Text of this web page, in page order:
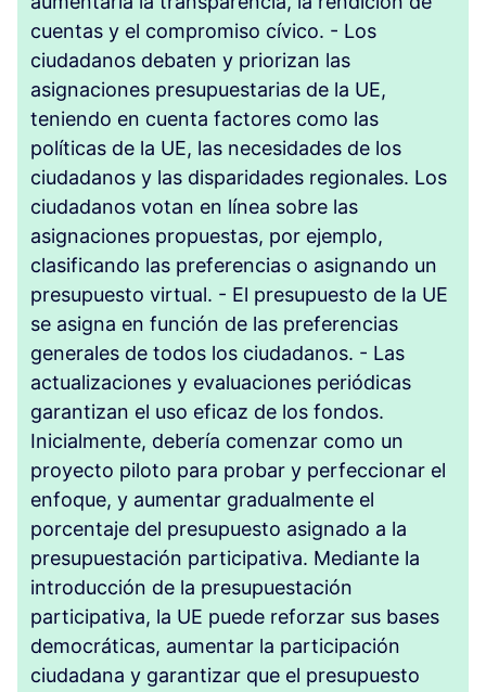
cuentas y el compromiso cívico. - Los
ciudadanos debaten y priorizan las
asignaciones presupuestarias de la UE,
teniendo en cuenta factores como las
políticas de la UE, las necesidades de los
ciudadanos y las disparidades regionales. Los
ciudadanos votan en línea sobre las
asignaciones propuestas, por ejemplo,
clasificando las preferencias o asignando un
presupuesto virtual. - El presupuesto de la UE
se asigna en función de las preferencias
generales de todos los ciudadanos. - Las
actualizaciones y evaluaciones periódicas
garantizan el uso eficaz de los fondos.
Inicialmente, debería comenzar como un
proyecto piloto para probar y perfeccionar el
enfoque, y aumentar gradualmente el
porcentaje del presupuesto asignado a la
presupuestación participativa. Mediante la
introducción de la presupuestación
participativa, la UE puede reforzar sus bases
democráticas, aumentar la participación
ciudadana y garantizar que el presupuesto